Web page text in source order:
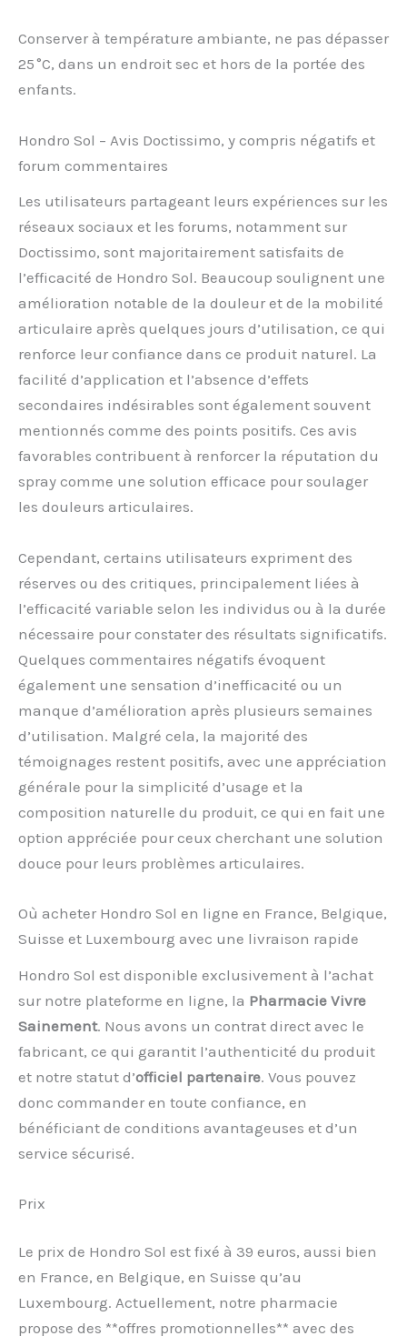
Conserver à température ambiante, ne pas dépasser
25 °C, dans un endroit sec et hors de la portée des
enfants.
Hondro Sol – Avis Doctissimo, y compris négatifs et
forum commentaires
Les utilisateurs partageant leurs expériences sur les
réseaux sociaux et les forums, notamment sur
Doctissimo, sont majoritairement satisfaits de
l’efficacité de Hondro Sol. Beaucoup soulignent une
amélioration notable de la douleur et de la mobilité
articulaire après quelques jours d’utilisation, ce qui
renforce leur confiance dans ce produit naturel. La
facilité d’application et l’absence d’effets
secondaires indésirables sont également souvent
mentionnés comme des points positifs. Ces avis
favorables contribuent à renforcer la réputation du
spray comme une solution efficace pour soulager
les douleurs articulaires.
Cependant, certains utilisateurs expriment des
réserves ou des critiques, principalement liées à
l’efficacité variable selon les individus ou à la durée
nécessaire pour constater des résultats significatifs.
Quelques commentaires négatifs évoquent
également une sensation d’inefficacité ou un
manque d’amélioration après plusieurs semaines
d’utilisation. Malgré cela, la majorité des
témoignages restent positifs, avec une appréciation
générale pour la simplicité d’usage et la
composition naturelle du produit, ce qui en fait une
option appréciée pour ceux cherchant une solution
douce pour leurs problèmes articulaires.
Où acheter Hondro Sol en ligne en France, Belgique,
Suisse et Luxembourg avec une livraison rapide
Hondro Sol est disponible exclusivement à l’achat
sur notre plateforme en ligne, la Pharmacie Vivre
Sainement. Nous avons un contrat direct avec le
fabricant, ce qui garantit l’authenticité du produit
et notre statut d’officiel partenaire. Vous pouvez
donc commander en toute confiance, en
bénéficiant de conditions avantageuses et d’un
service sécurisé.
Prix
Le prix de Hondro Sol est fixé à 39 euros, aussi bien
en France, en Belgique, en Suisse qu’au
Luxembourg. Actuellement, notre pharmacie
propose des **offres promotionnelles** avec des